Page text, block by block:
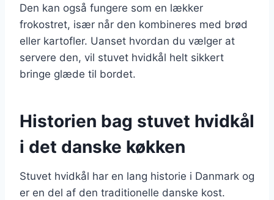
Den kan også fungere som en lækker
frokostret, især når den kombineres med brød
eller kartofler. Uanset hvordan du vælger at
servere den, vil stuvet hvidkål helt sikkert
bringe glæde til bordet.
Historien bag stuvet hvidkål
i det danske køkken
Stuvet hvidkål har en lang historie i Danmark og
er en del af den traditionelle danske kost.